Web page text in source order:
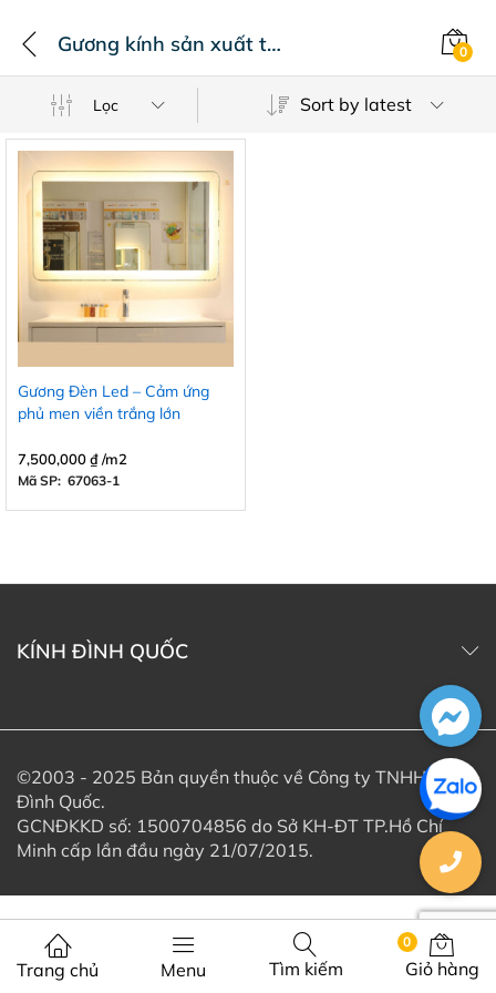
Gương kính sản xuất theo kích thước công trình dự án 0
Lọc Sort by latest
Gương Đèn Led – Cảm ứng
phủ men viền trắng lớn
7,500,000₫/m2
Mã SP: 67063-1
KÍNH ĐÌNH QUỐC
©2003 - 2025 Bản quyền thuộc về Công ty TNHH Kính
Đình Quốc.
GCNĐKKD số: 1500704856 do Sở KH-ĐT TP.Hồ Chí
Minh cấp lần đầu ngày 21/07/2015.
Trang chủ Menu Tìm kiếm
0
Giỏ hàng